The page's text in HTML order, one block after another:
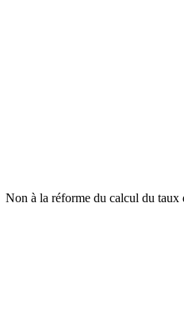
Non à la réforme du calcul du taux